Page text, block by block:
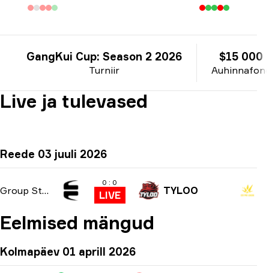
Turniir
GangKui Cup: Season 2 2026 $15 000
Live ja tulevased
Reede 03 juuli 2026
Group Stage
0 : 0
LIVE TYLOO
Eelmised mängud
Kolmapäev 01 aprill 2026